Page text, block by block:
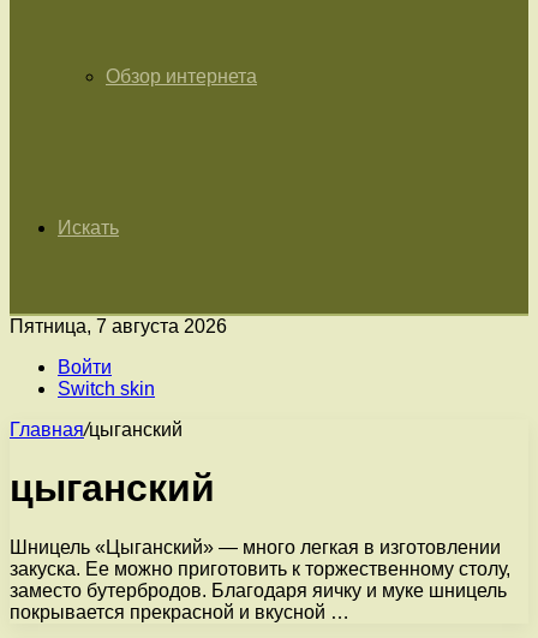
Обзор интернета
Искать
Пятница, 7 августа 2026
Войти
Switch skin
Главная/цыганский
цыганский
Шницель «Цыганский» — много легкая в изготовлении
закуска. Ее можно приготовить к торжественному столу,
заместо бутербродов. Благодаря яичку и муке шницель
покрывается прекрасной и вкусной …